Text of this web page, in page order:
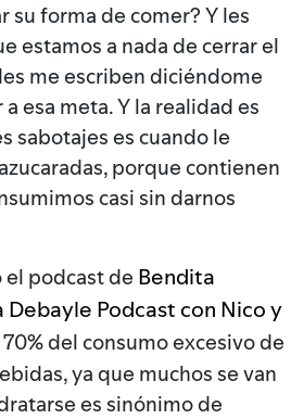
su forma de comer? Y les
estamos a nada de cerrar el
me escriben diciéndome
esa meta. Y la realidad es
sabotajes es cuando le
porque contienen
casi sin darnos
el podcast de Bendita
Podcast con Nico y
del consumo excesivo de
ya que muchos se van
es sinónimo de